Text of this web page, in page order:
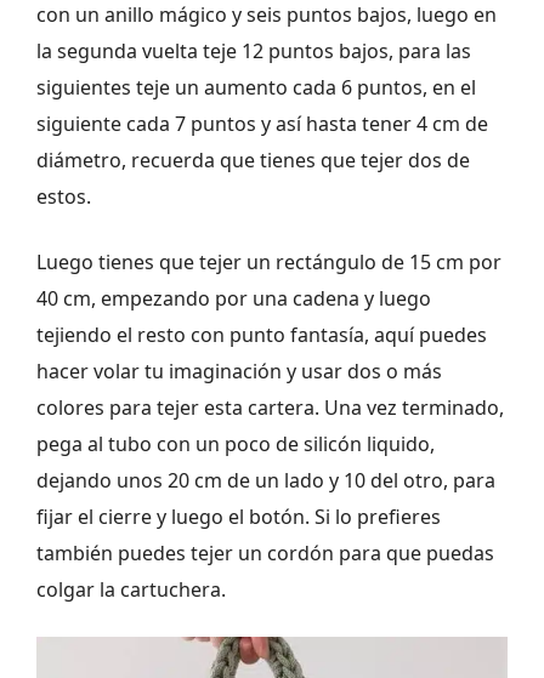
con un anillo mágico y seis puntos bajos, luego en
la segunda vuelta teje 12 puntos bajos, para las
siguientes teje un aumento cada 6 puntos, en el
siguiente cada 7 puntos y así hasta tener 4 cm de
diámetro, recuerda que tienes que tejer dos de
estos.
Luego tienes que tejer un rectángulo de 15 cm por
40 cm, empezando por una cadena y luego
tejiendo el resto con punto fantasía, aquí puedes
hacer volar tu imaginación y usar dos o más
colores para tejer esta cartera. Una vez terminado,
pega al tubo con un poco de silicón liquido,
dejando unos 20 cm de un lado y 10 del otro, para
fijar el cierre y luego el botón. Si lo prefieres
también puedes tejer un cordón para que puedas
colgar la cartuchera.